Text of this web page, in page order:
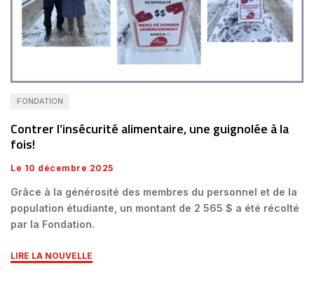
FONDATION
Contrer l’insécurité alimentaire, une guignolée à la
fois!
Le 10 décembre 2025
Grâce à la générosité des membres du personnel et de la
population étudiante, un montant de 2 565 $ a été récolté
par la Fondation.
LIRE LA NOUVELLE